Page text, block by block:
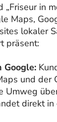
„Friseur in
Maps,
lokaler
präsent:
Google:
und der
Umweg
direkt